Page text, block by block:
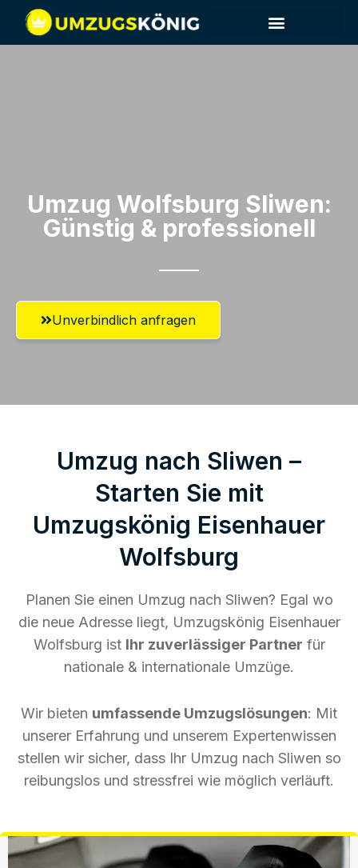
Umzug Wolfsburg​ Sliwen:
Günstig & professionell​
Unverbindlich anfragen
Umzug nach Sliwen –
Starten Sie mit
Umzugskönig Eisenhauer
Wolfsburg
Planen Sie einen Umzug nach Sliwen? Egal wo
die neue Adresse liegt, Umzugskönig Eisenhauer
Wolfsburg ist Ihr zuverlässiger Partner für
nationale & internationale Umzüge.
Wir bieten umfassende Umzugslösungen: Mit
unserer Erfahrung und unserem Expertenwissen
stellen wir sicher, dass Ihr Umzug nach Sliwen so
reibungslos und stressfrei wie möglich verläuft.